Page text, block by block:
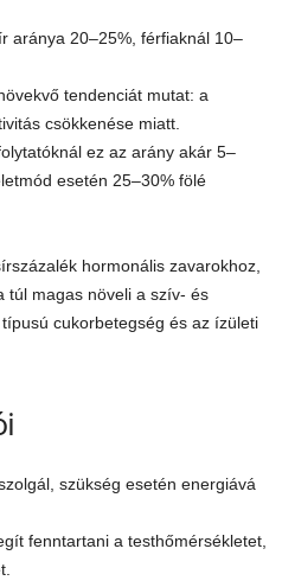
aránya 20–25%, férfiaknál 10–
tendenciát mutat: a
csökkenése miatt.
ez az arány akár 5–
esetén 25–30% fölé
hormonális zavarokhoz,
túl magas növeli a szív- és
cukorbetegség és az ízületi
szükség esetén energiává
fenntartani a testhőmérsékletet,